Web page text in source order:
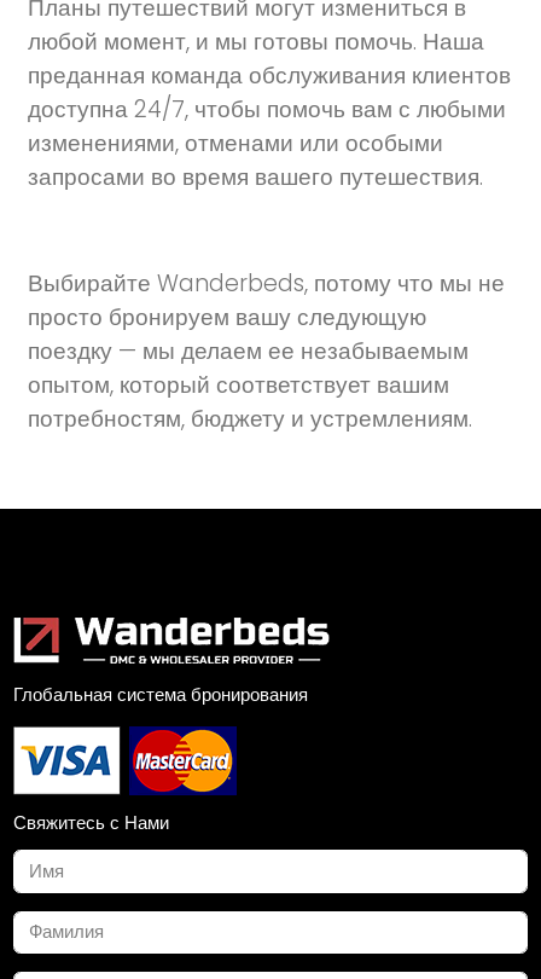
Планы путешествий могут измениться в
любой момент, и мы готовы помочь. Наша
преданная команда обслуживания клиентов
доступна 24/7, чтобы помочь вам с любыми
изменениями, отменами или особыми
запросами во время вашего путешествия.
Выбирайте Wanderbeds, потому что мы не
просто бронируем вашу следующую
поездку — мы делаем ее незабываемым
опытом, который соответствует вашим
потребностям, бюджету и устремлениям.
Глобальная система бронирования
Свяжитесь с Нами